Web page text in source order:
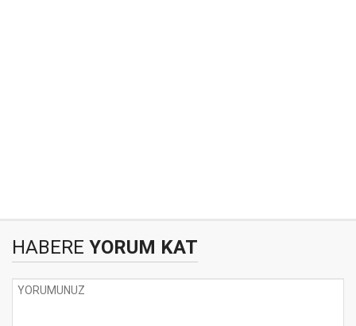
HABERE YORUM KAT